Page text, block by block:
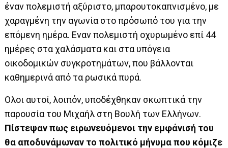
έναν πολεμιστή αξύριστο, μπαρουτοκαπνισμένο, με
χαραγμένη την αγωνία στο πρόσωπό του για την
επόμενη ημέρα. Εναν πολεμιστή οχυρωμένο επί 44
ημέρες στα χαλάσματα και στα υπόγεια
οικοδομικών συγκροτημάτων, που βάλλονται
καθημερινά από τα ρωσικά πυρά.
Ολοι αυτοί, λοιπόν, υποδέχθηκαν σκωπτικά την
παρουσία του Μιχαήλ στη Βουλή των Ελλήνων.
Πίστεψαν πως ειρωνευόμενοι την εμφάνισή του
θα αποδυνάμωναν το πολιτικό μήνυμα που κόμιζε